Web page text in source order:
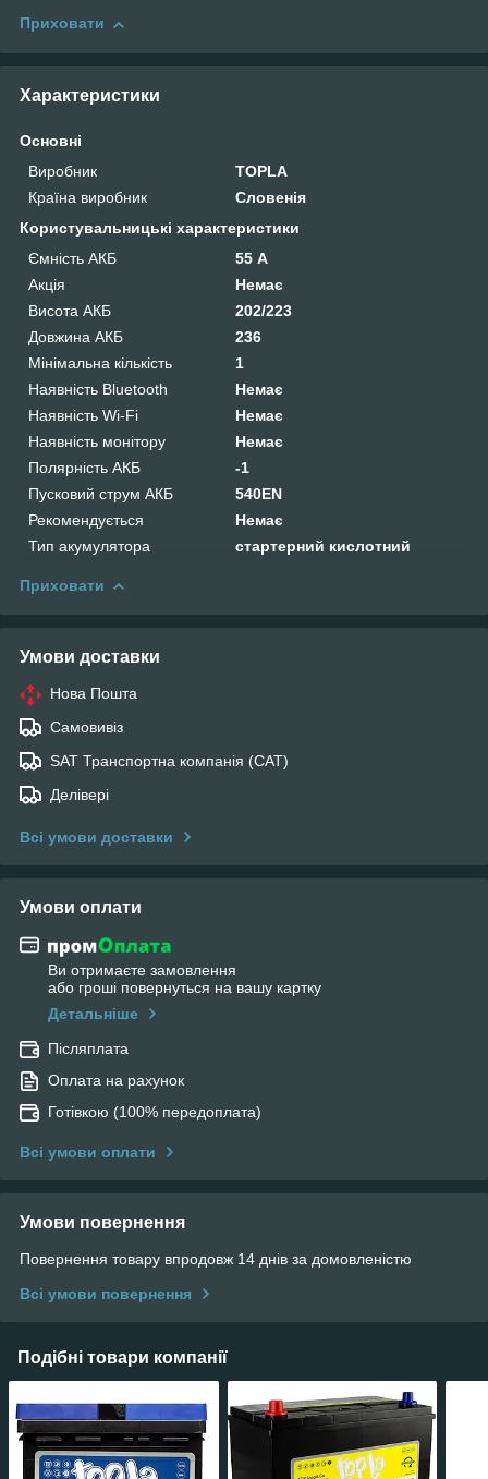
Приховати
Характеристики
Основні
Виробник
TOPLA
Країна виробник
Словенія
Користувальницькі характеристики
Ємність АКБ
55 А
Акція
Немає
Висота АКБ
202/223
Довжина АКБ
236
Мінімальна кількість
1
Наявність Bluetooth
Немає
Наявність Wi-Fi
Немає
Наявність монітору
Немає
Полярність АКБ
-1
Пусковий струм АКБ
540EN
Рекомендується
Немає
Тип акумулятора
стартерний кислотний
Приховати
Умови доставки
Нова Пошта
Самовивіз
SAT Транспортна компанія (САТ)
Делівері
Всі умови доставки
Умови оплати
Ви отримаєте замовлення
або гроші повернуться на вашу картку
Детальніше
Післяплата
Оплата на рахунок
Готівкою (100% передоплата)
Всі умови оплати
Умови повернення
Повернення товару впродовж 14 днів за домовленістю
Всі умови повернення
Подібні товари компанії